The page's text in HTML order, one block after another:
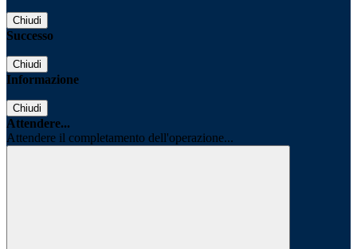
Chiudi
Successo
Chiudi
Informazione
Chiudi
Attendere...
Attendere il completamento dell'operazione...